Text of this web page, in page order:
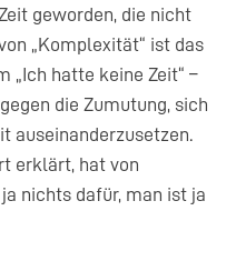
geworden, die nicht
„Komplexität“ ist das
hatte keine Zeit“ –
die Zumutung, sich
auseinanderzusetzen.
erklärt, hat von
nichts dafür, man ist ja